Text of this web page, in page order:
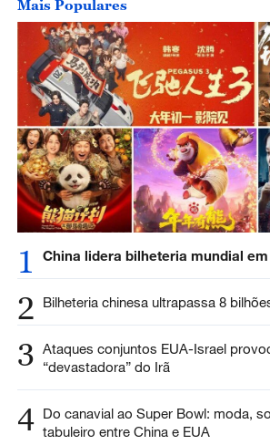
Mais Populares
1 China lidera bilheteria mundial em
2 Bilheteria chinesa ultrapassa 8
3 Ataques conjuntos EUA-Israel
“devastadora” do Irã
4 Do canavial ao Super Bowl: moda,
tabuleiro entre China e EUA